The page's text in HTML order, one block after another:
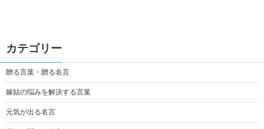
カテゴリー
贈る言葉・贈る名言
嫁姑の悩みを解決する言葉
元気が出る名言